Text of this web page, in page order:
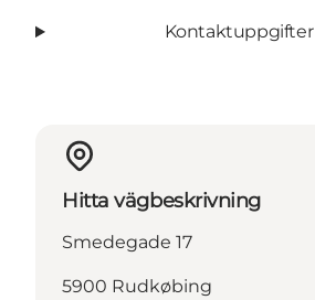
Kontaktuppgifter
Hitta vägbeskrivning
Smedegade 17
5900 Rudkøbing